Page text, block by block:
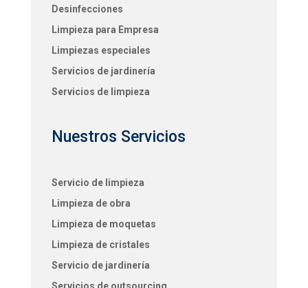
Desinfecciones
Limpieza para Empresa
Limpiezas especiales
Servicios de jardinería
Servicios de limpieza
Nuestros Servicios
Servicio de limpieza
Limpieza de obra
Limpieza de moquetas
Limpieza de cristales
Servicio de jardinería